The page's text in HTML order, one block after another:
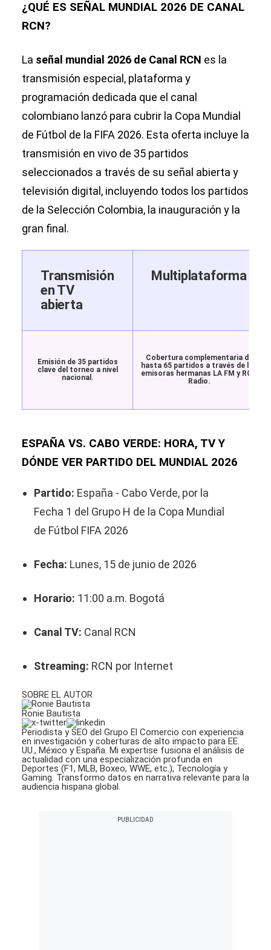
¿QUÉ ES SEÑAL MUNDIAL 2026 DE CANAL
RCN?
La señal mundial 2026 de Canal RCN es la
transmisión especial, plataforma y
programación dedicada que el canal
colombiano lanzó para cubrir la Copa Mundial
de Fútbol de la FIFA 2026. Esta oferta incluye la
transmisión en vivo de 35 partidos
seleccionados a través de su señal abierta y
televisión digital, incluyendo todos los partidos
de la Selección Colombia, la inauguración y la
gran final.
Transmisión
en TV
abierta
Multiplataforma
Emisión de 35 partidos
clave del torneo a nivel
nacional.
Cobertura complementaria de
hasta 65 partidos a través de las
emisoras hermanas LA FM y RCN
Radio.
ESPAÑA VS. CABO VERDE: HORA, TV Y
DÓNDE VER PARTIDO DEL MUNDIAL 2026
Partido: España - Cabo Verde, por la
Fecha 1 del Grupo H de la Copa Mundial
de Fútbol FIFA 2026
Fecha: Lunes, 15 de junio de 2026
Horario: 11:00 a.m. Bogotá
Canal TV: Canal RCN
Streaming: RCN por Internet
SOBRE EL AUTOR
Ronie Bautista
Periodista y SEO del Grupo El Comercio con experiencia
en investigación y coberturas de alto impacto para EE.
UU., México y España. Mi expertise fusiona el análisis de
actualidad con una especialización profunda en
Deportes (F1, MLB, Boxeo, WWE, etc.), Tecnología y
Gaming. Transformo datos en narrativa relevante para la
audiencia hispana global.